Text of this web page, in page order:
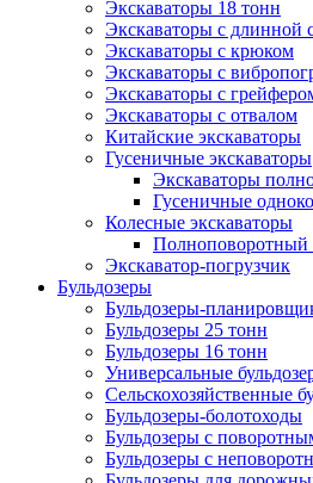
Экскаваторы 18 тонн
Экскаваторы с длинной
Экскаваторы с крюком
Экскаваторы с
Экскаваторы с
Экскаваторы с отвалом
Китайские экскаваторы
Гусеничные экскаваторы
Экскаваторы
Гусеничные
Колесные экскаваторы
Полноповоротный
Экскаватор-погрузчик
Бульдозеры
Бульдозеры-
Бульдозеры 25 тонн
Бульдозеры 16 тонн
Универсальные
Сельскохозяйственные
Бульдозеры-болотоходы
Бульдозеры с
Бульдозеры с